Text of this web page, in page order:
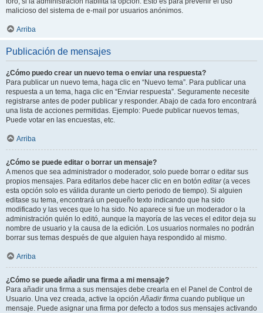
malicioso del sistema de e-mail por usuarios anónimos.
Arriba
Publicación de mensajes
¿Cómo puedo crear un nuevo tema o enviar una respuesta?
Para publicar un nuevo tema, haga clic en “Nuevo tema”. Para publicar una
respuesta a un tema, haga clic en “Enviar respuesta”. Seguramente necesite
registrarse antes de poder publicar y responder. Abajo de cada foro encontrará
una lista de acciones permitidas. Ejemplo: Puede publicar nuevos temas,
Puede votar en las encuestas, etc.
Arriba
¿Cómo se puede editar o borrar un mensaje?
A menos que sea administrador o moderador, solo puede borrar o editar sus
propios mensajes. Para editarlos debe hacer clic en en botón editar(a veces
esta opción solo es válida durante un cierto periodo de tiempo). Si alguien
editase su tema, encontrará un pequeño texto indicando que ha sido
modificado y las veces que lo ha sido. No aparece si fue un moderador o la
administración quién lo editó, aunque la mayoría de las veces el editor deja su
nombre de usuario y la causa de la edición. Los usuarios normales no podrán
borrar sus temas después de que alguien haya respondido al mismo.
Arriba
¿Cómo se puede añadir una firma a mi mensaje?
Para añadir una firma a sus mensajes debe crearla en el Panel de Control de
Usuario. Una vez creada, active la opciónAñadir firma cuando publique un
mensaje. Puede asignar una firma por defecto a todos sus mensajes activando